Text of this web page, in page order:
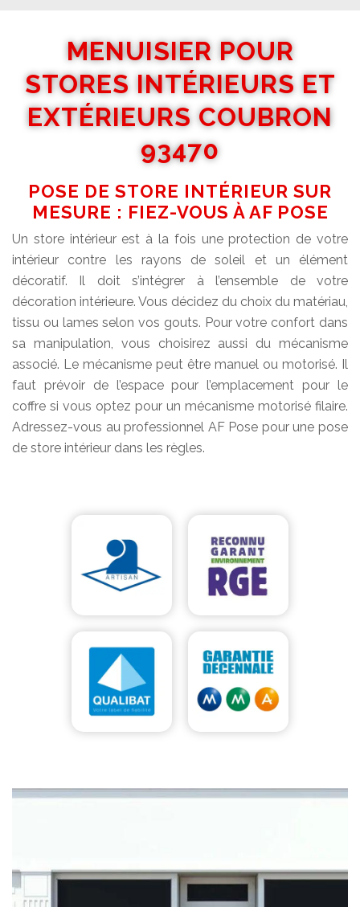
MENUISIER POUR
STORES INTÉRIEURS ET
EXTÉRIEURS COUBRON
93470
POSE DE STORE INTÉRIEUR SUR
MESURE : FIEZ-VOUS À AF POSE
Un store intérieur est à la fois une protection de votre
intérieur contre les rayons de soleil et un élément
décoratif. Il doit s’intégrer à l’ensemble de votre
décoration intérieure. Vous décidez du choix du matériau,
tissu ou lames selon vos gouts. Pour votre confort dans
sa manipulation, vous choisirez aussi du mécanisme
associé. Le mécanisme peut être manuel ou motorisé. Il
faut prévoir de l’espace pour l’emplacement pour le
coffre si vous optez pour un mécanisme motorisé filaire.
Adressez-vous au professionnel AF Pose pour une pose
de store intérieur dans les règles.